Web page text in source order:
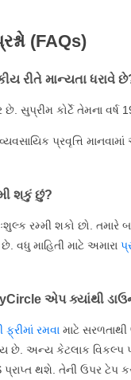
(FAQs)
રીતે માન્યતા ધરાવે
સુપ્રીમ કોર્ટે તેમના
પ્રવૃત્તિ
શકું છું?
રમ્મી શકો છો.
વધુ માહિતી માટે અમારા
એપ ક્યાંથી
રમવા માટે
છે. અન્ય કેટલાક વિકલ્પ
પ્રાપ્ત થશે. તેની ઉપર ટેપ